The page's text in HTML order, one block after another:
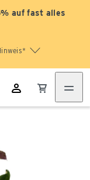
auf fast alles